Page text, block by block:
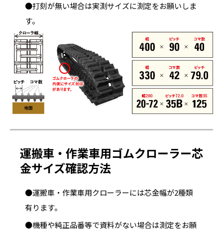
●打刻が無い場合は実測サイズに測定をお願いしま
す。
運搬車・作業車用ゴムクローラー芯
金サイズ確認方法
●運搬車・作業車用クローラーには芯金幅が2種類
有ります。
●機種や純正品番等で資料がない場合は測定をお願